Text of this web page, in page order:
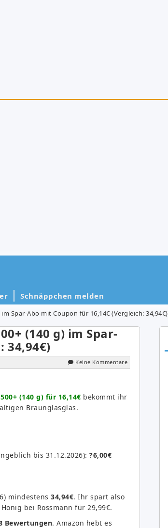
Schnäppchen melden
Spar-Abo mit Coupon für 16,14€ (Vergleich: 34,94€)
(140 g) im Spar-
34,94€)
Keine Kommentare
(140 g) für 16,14€ bekommt ihr
Braunglasglas.
bis 31.12.2026): ?6,00€
mindestens 34,94€. Ihr spart also
bei Rossmann für 29,99€.
Bewertungen. Amazon hebt es